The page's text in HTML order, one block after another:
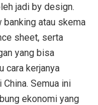
jadi by design.
banking atau skema
sheet, serta
yang bisa
cara kerjanya
Semua ini
ekonomi yang